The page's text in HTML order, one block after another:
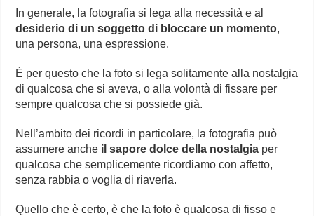
In generale, la fotografia si lega alla necessità e al
desiderio di un soggetto di bloccare un momento,
una persona, una espressione.
È per questo che la foto si lega solitamente alla nostalgia
di qualcosa che si aveva, o alla volontà di fissare per
sempre qualcosa che si possiede già.
Nell’ambito dei ricordi in particolare, la fotografia può
assumere anche il sapore dolce della nostalgia per
qualcosa che semplicemente ricordiamo con affetto,
senza rabbia o voglia di riaverla.
Quello che è certo, è che la foto è qualcosa di fisso e